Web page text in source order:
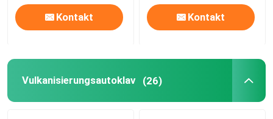
Kontakt Kontakt
Vulkanisierungsautoklav (26)